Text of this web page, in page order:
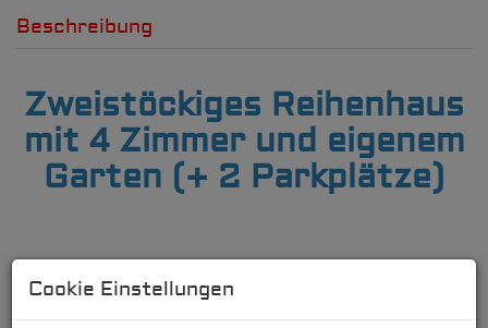
Beschreibung
Zweistöckiges Reihenhaus
mit 4 Zimmer und eigenem
Garten (+ 2 Parkplätze)
Beschreibung:
Cookie Einstellungen